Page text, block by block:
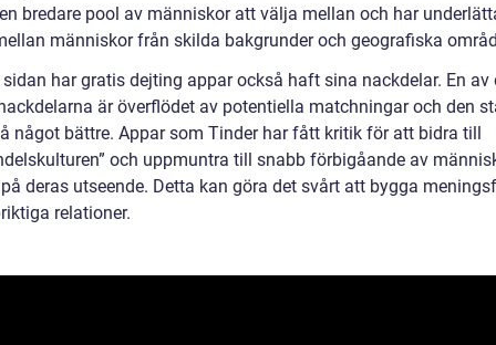
bredare pool av människor att välja mellan och har
människor från skilda bakgrunder och geografiska
har gratis dejting appar också haft sina nackdelar. En av
är överflödet av potentiella matchningar och den
något bättre. Appar som Tinder har fått kritik för att bidra till
och uppmuntra till snabb förbigåande av
deras utseende. Detta kan göra det svårt att bygga
relationer.